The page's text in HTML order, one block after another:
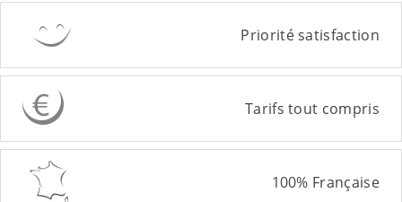
Priorité satisfaction
Tarifs tout compris
100% Française